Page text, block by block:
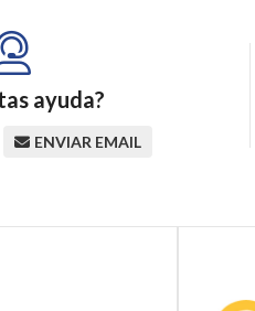
ayuda?
ENVIAR EMAIL